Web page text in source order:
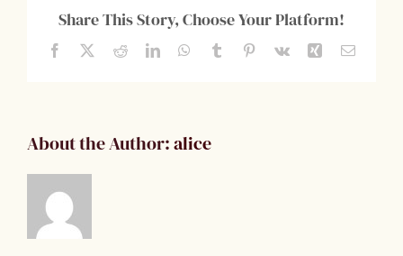
Share This Story, Choose Your Platform!
Facebook RedditLinkedInWhatsApp
Tumblr Pinterest
Vk Xing Email
About the Author:alice